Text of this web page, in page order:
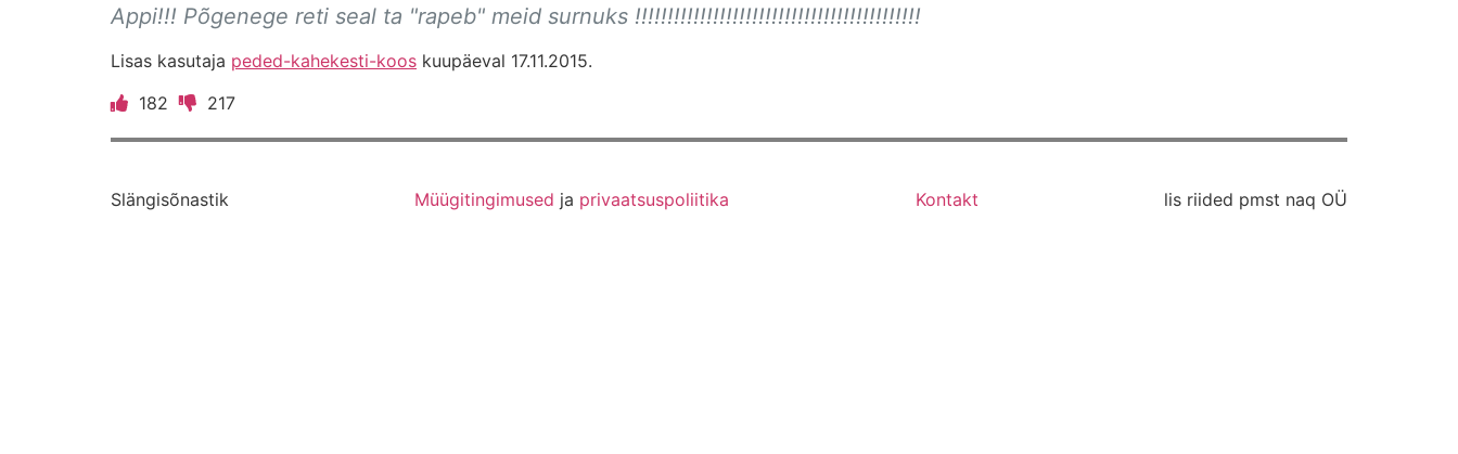
Appi!!! Põgenege reti seal ta "rapeb" meid surnuks !!!!!!!!!!!!!!!!!!!!!!!!!!!!!!!!!!!!!!!!!!!!
Lisas kasutaja peded-kahekesti-koos kuupäeval 17.11.2015.
182
217
Slängisõnastik Müügitingimused ja privaatsuspoliitika Kontakt lis riided pmst naq OÜ